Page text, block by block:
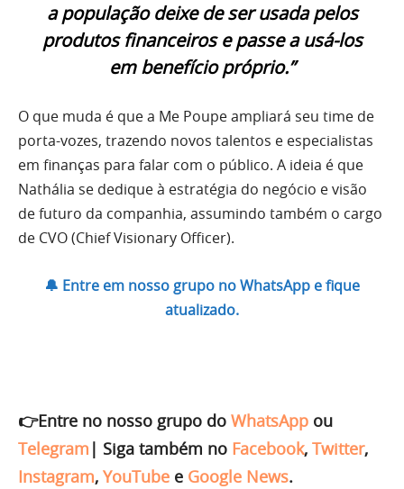
a população deixe de ser usada pelos
produtos financeiros e passe a usá-los
em benefício próprio.”
O que muda é que a Me Poupe ampliará seu time de
porta-vozes, trazendo novos talentos e especialistas
em finanças para falar com o público. A ideia é que
Nathália se dedique à estratégia do negócio e visão
de futuro da companhia, assumindo também o cargo
de CVO (Chief Visionary Officer).
🔔 Entre em nosso grupo no WhatsApp e fique
atualizado.
👉Entre no nosso grupo do WhatsApp ou
Telegram | Siga também no Facebook, Twitter,
Instagram, YouTube e Google News.